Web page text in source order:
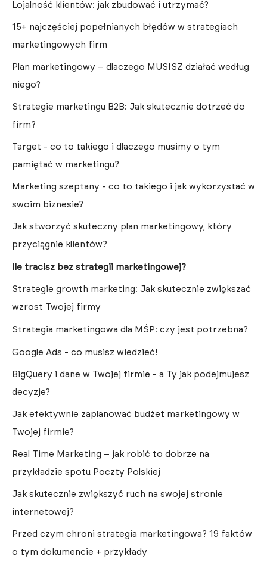
Lojalność klientów: jak zbudować i utrzymać?
15+ najczęściej popełnianych błędów w strategiach
marketingowych firm
Plan marketingowy – dlaczego MUSISZ działać według
niego?
Strategie marketingu B2B: Jak skutecznie dotrzeć do
firm?
Target - co to takiego i dlaczego musimy o tym
pamiętać w marketingu?
Marketing szeptany - co to takiego i jak wykorzystać w
swoim biznesie?
Jak stworzyć skuteczny plan marketingowy, który
przyciągnie klientów?
Ile tracisz bez strategii marketingowej?
Strategie growth marketing: Jak skutecznie zwiększać
wzrost Twojej firmy
Strategia marketingowa dla MŚP: czy jest potrzebna?
Google Ads - co musisz wiedzieć!
BigQuery i dane w Twojej firmie - a Ty jak podejmujesz
decyzje?
Jak efektywnie zaplanować budżet marketingowy w
Twojej firmie?
Real Time Marketing – jak robić to dobrze na
przykładzie spotu Poczty Polskiej
Jak skutecznie zwiększyć ruch na swojej stronie
internetowej?
Przed czym chroni strategia marketingowa? 19 faktów
o tym dokumencie + przykłady